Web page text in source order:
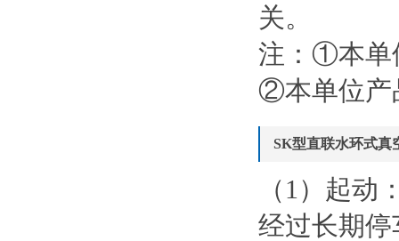
关。
注：①本单
②本单位产
SK型直联水环式真
（1）起动
经过长期